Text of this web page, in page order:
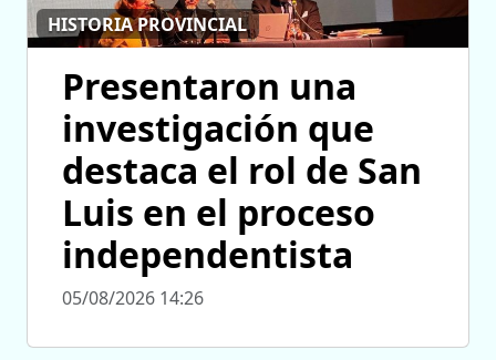
HISTORIA PROVINCIAL
Presentaron una
investigación que
destaca el rol de San
Luis en el proceso
independentista
05/08/2026 14:26